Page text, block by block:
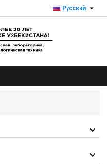
Русский 